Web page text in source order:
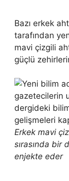
Bazı erkek
tarafından
mavi çizgili
güçlü
Erkek mavi
sırasında bir
enjekte eder